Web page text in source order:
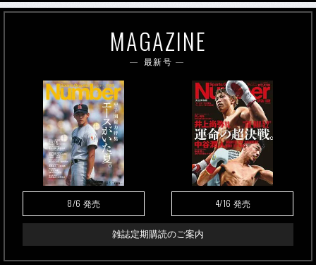
MAGAZINE
最新号
8/6 発売 4/16 発売
雑誌定期購読のご案内